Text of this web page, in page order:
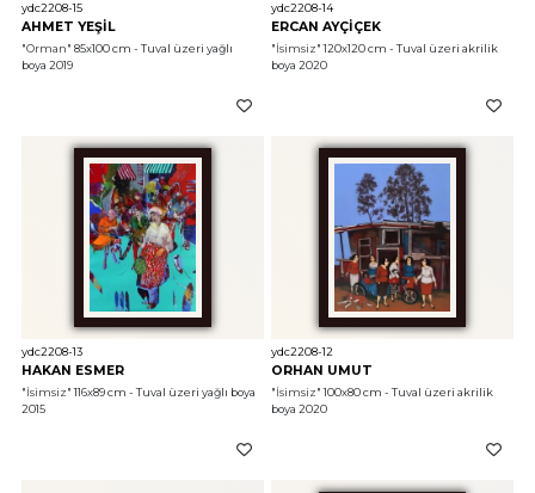
ydc2208-15
AHMET YEŞİL
"Orman" 85x100 cm - Tuval üzeri yağlı
boya 2019
ydc2208-14
ERCAN AYÇİÇEK
"İsimsiz" 120x120 cm - Tuval üzeri akrilik
boya 2020
ydc2208-13
HAKAN ESMER
"İsimsiz" 116x89 cm - Tuval üzeri yağlı boya
2015
ydc2208-12
ORHAN UMUT
"İsimsiz" 100x80 cm - Tuval üzeri akrilik
boya 2020